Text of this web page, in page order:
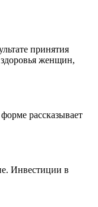
принятия
здоровья женщин,
рассказывает
Инвестиции в